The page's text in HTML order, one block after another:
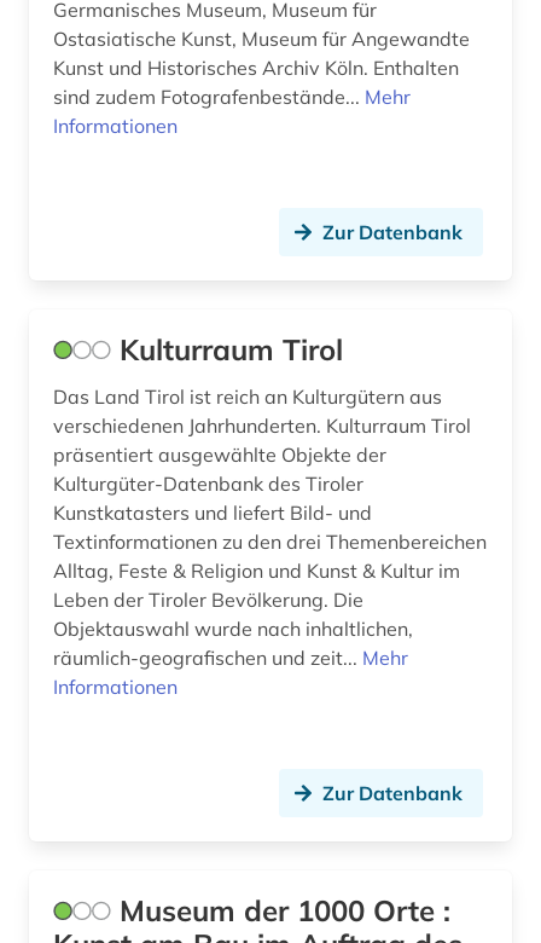
bergbau (1)
bergen (norwegen) (1)
berlin (7)
besetzung (1)
bestand (2)
bestandserhaltung (1)
bestandsverzeichnis (1)
bestattung (1)
bestimmung (1)
betriebswirtschaft (3)
bibliografie (4)
Germanisches Museum, Museum für
Ostasiatische Kunst, Museum für Angewandte
Kunst und Historisches Archiv Köln. Enthalten
sind zudem Fotografenbestände... Mehr
Informationen
Zur Datenbank
Kulturraum Tirol
Das Land Tirol ist reich an Kulturgütern aus
verschiedenen Jahrhunderten. Kulturraum Tirol
präsentiert ausgewählte Objekte der
Kulturgüter-Datenbank des Tiroler
Kunstkatasters und liefert Bild- und
Textinformationen zu den drei Themenbereichen
Alltag, Feste & Religion und Kunst & Kultur im
Leben der Tiroler Bevölkerung. Die
Objektauswahl wurde nach inhaltlichen,
räumlich-geografischen und zeit... Mehr
Informationen
Zur Datenbank
Museum der 1000 Orte :